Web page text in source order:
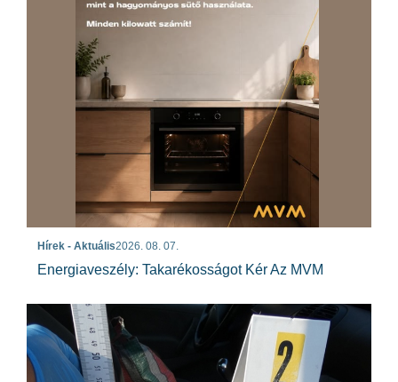
Hírek - Aktuális2026. 08. 07.
Energiaveszély: Takarékosságot Kér Az MVM